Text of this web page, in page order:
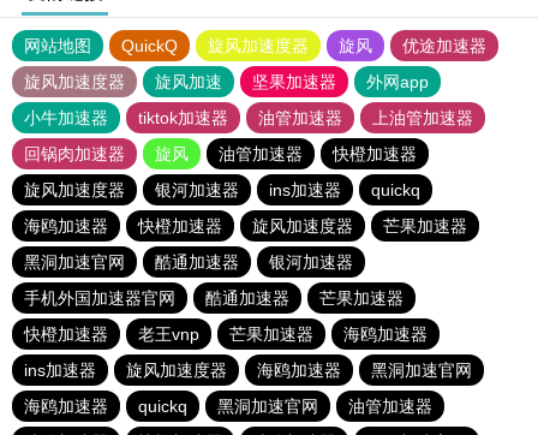
网站地图 QuickQ 旋风加速度器 旋风
优途加速器
旋风加速度器
旋风加速 坚果加速器
外网app
小牛加速器
tiktok加速器 油管加速器
上油管加速器
回锅肉加速器
旋风 油管加速器
快橙加速器
旋风加速度器
银河加速器 ins加速器
quickq
海鸥加速器
快橙加速器 旋风加速度器
芒果加速器
黑洞加速官网
酷通加速器
银河加速器
手机外国加速器官网
酷通加速器
芒果加速器
快橙加速器
老王vnp 芒果加速器
海鸥加速器
ins加速器
旋风加速度器 海鸥加速器
黑洞加速官网
海鸥加速器
quickq 黑洞加速官网
油管加速器